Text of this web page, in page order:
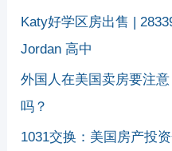
Katy好学区房出售 |
Jordan 高中
外国人在美国卖房要注
吗？
1031交换：美国房产投